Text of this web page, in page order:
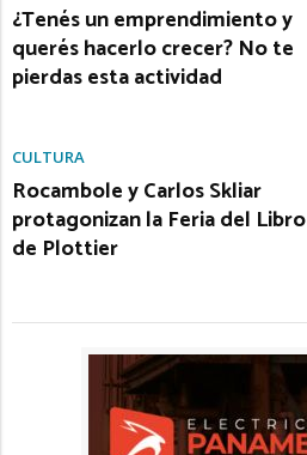
¿Tenés un emprendimiento y
querés hacerlo crecer? No te
pierdas esta actividad
CULTURA
Rocambole y Carlos Skliar
protagonizan la Feria del Libro
de Plottier